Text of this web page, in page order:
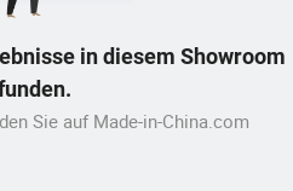
in diesem Showroom
Sie auf Made-in-China.com